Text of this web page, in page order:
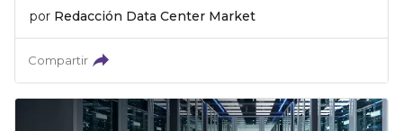
por Redacción Data Center Market
Compartir